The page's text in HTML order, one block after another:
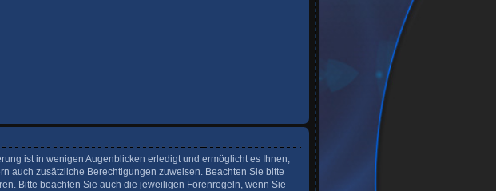
ist in wenigen Augenblicken erledigt und ermöglicht es Ihnen,
auch zusätzliche Berechtigungen zuweisen. Beachten Sie bitte
Bitte beachten Sie auch die jeweiligen Forenregeln, wenn Sie